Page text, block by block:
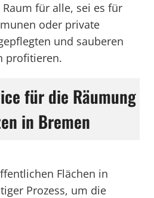
für alle, sei es für
oder private
und sauberen
profitieren.
für die Räumung
in Bremen
Flächen in
Prozess, um die